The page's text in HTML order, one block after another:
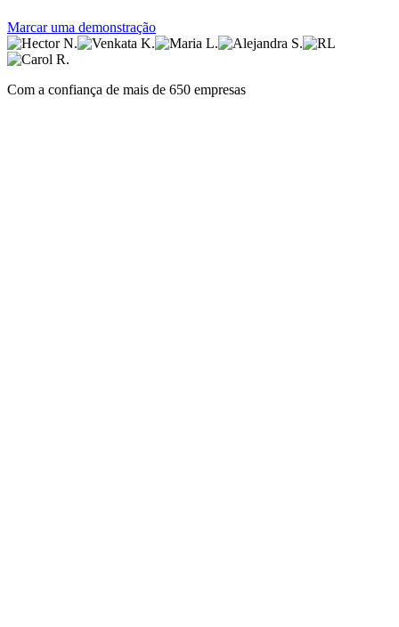
Marcar uma demonstração
Com a confiança de mais de 650 empresas